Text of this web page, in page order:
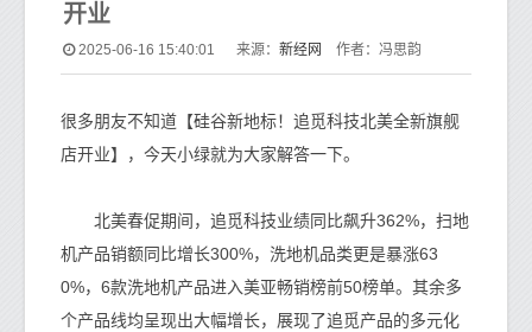
开业
2025-06-16 15:40:01 来源： 新经网 作者：冯思韵
很多朋友不知道【硅谷新地标！追觅科技北美全新旗舰
店开业】，今天小绿就为大家解答一下。
北美春促期间，追觅科技业绩同比飙升362%，扫地
机产品销额同比增长300%，洗地机品类更是暴涨63
0%，6款洗地机产品进入美亚畅销榜前50榜单。其余多
个产品线均呈现出大幅增长，展现了追觅产品的多元化